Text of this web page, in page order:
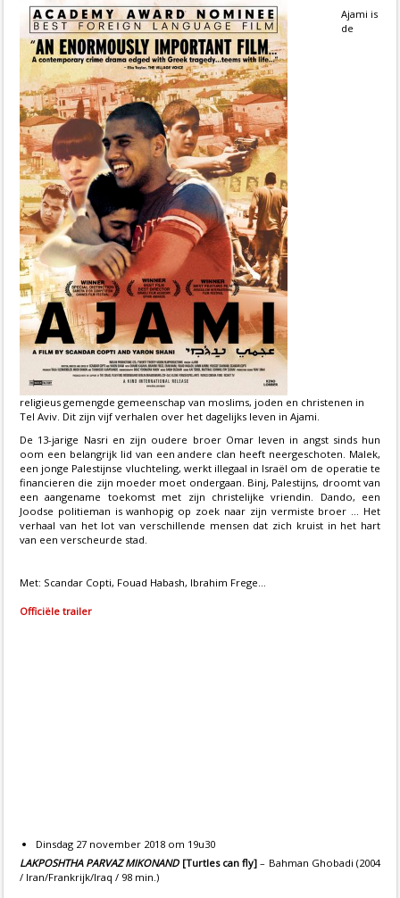
Ajami is
de
religieus gemengde gemeenschap van moslims, joden en christenen in
Tel Aviv. Dit zijn vijf verhalen over het dagelijks leven in Ajami.
De 13-jarige Nasri en zijn oudere broer Omar leven in angst sinds hun
oom een belangrijk lid van een andere clan heeft neergeschoten. Malek,
een jonge Palestijnse vluchteling, werkt illegaal in Israël om de operatie te
financieren die zijn moeder moet ondergaan. Binj, Palestijns, droomt van
een aangename toekomst met zijn christelijke vriendin. Dando, een
Joodse politieman is wanhopig op zoek naar zijn vermiste broer ... Het
verhaal van het lot van verschillende mensen dat zich kruist in het hart
van een verscheurde stad.
Met: Scandar Copti, Fouad Habash, Ibrahim Frege...
Officiële trailer
Dinsdag 27 november 2018 om 19u30
LAKPOSHTHA PARVAZ MIKONAND [Turtles can fly]– Bahman Ghobadi (2004
/ Iran/Frankrijk/Iraq / 98 min.)